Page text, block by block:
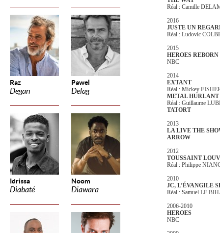
Raz
Degan
Pawel
Delag
Idrissa
Diabaté
Noom
Diawara
Réal : Camille
2016
JUSTE UN
Réal : Ludovic
2015
HEROES REBORN
NBC
2014
EXTANT
Réal : Mickey
METAL
Réal : Guillaume
TATORT
2013
LA LIVE THE
ARROW
2012
TOUSSAINT
Réal : Philippe
2010
JC, L’ÉVANGILE
Réal : Samuel LE
2006-2010
HEROES
NBC